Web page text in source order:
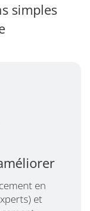
simples
en
et